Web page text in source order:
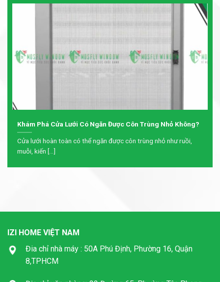
Khám Phá Cửa Lưới Có Ngăn Được Côn Trùng Nhỏ Không?
Cửa lưới hoàn toàn có thể ngăn được côn trùng nhỏ như ruồi,
muỗi, kiến [...]
IZI HOME VIỆT NAM
Đia chỉ nhà máy : 50A Phú Định, Phường 16, Quận
8,TPHCM